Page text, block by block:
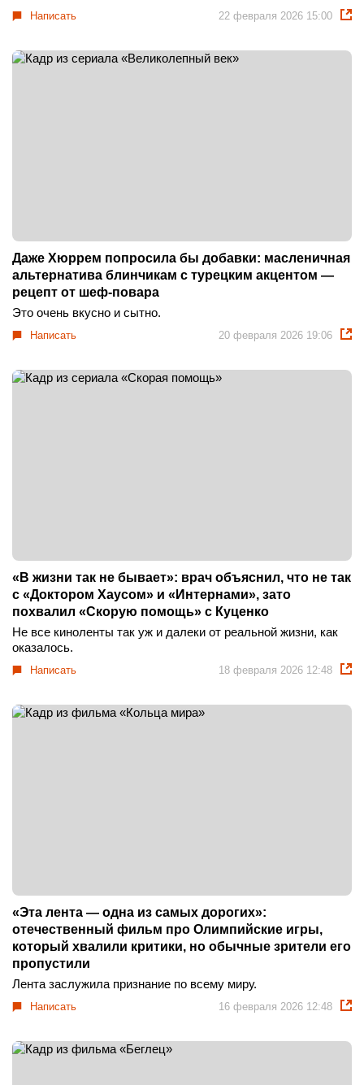
Написать 22 февраля 2026 15:00
Даже Хюррем попросила бы добавки: масленичная
альтернатива блинчикам с турецким акцентом —
рецепт от шеф-повара
Это очень вкусно и сытно.
Написать 20 февраля 2026 19:06
«В жизни так не бывает»: врач объяснил, что не так
с «Доктором Хаусом» и «Интернами», зато
похвалил «Скорую помощь» с Куценко
Не все киноленты так уж и далеки от реальной жизни, как
оказалось.
Написать 18 февраля 2026 12:48
«Эта лента — одна из самых дорогих»:
отечественный фильм про Олимпийские игры,
который хвалили критики, но обычные зрители его
пропустили
Лента заслужила признание по всему миру.
Написать 16 февраля 2026 12:48